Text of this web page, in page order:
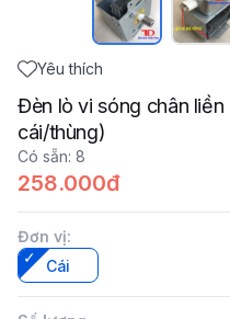
Yêu thích
Đèn lò vi sóng chân
cái/thùng)
Có sẵn: 8
258.000đ
Đơn vị:
Cái